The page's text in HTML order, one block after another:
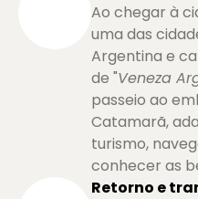
Ao chegar à
uma das
Argentina e
de "Veneza
passeio ao
Catamarã,
turismo,
conhecer as
Retorno e